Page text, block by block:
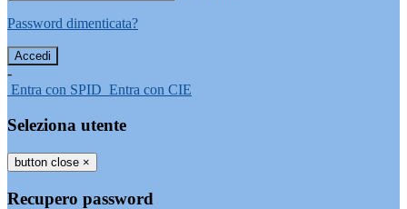
Password dimenticata?
-
Entra con SPID Entra con CIE
Seleziona utente
button close ×
Recupero password